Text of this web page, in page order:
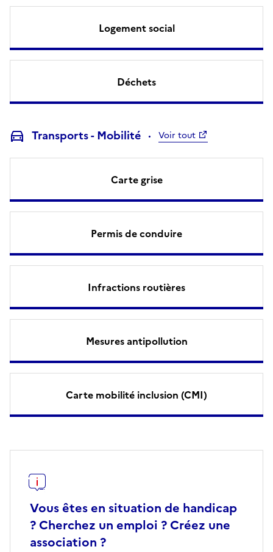
Logement social
Déchets
Transports - Mobilité Voir tout
Carte grise
Permis de conduire
Infractions routières
Mesures antipollution
Carte mobilité inclusion (CMI)
Vous êtes en situation de handicap
? Cherchez un emploi ? Créez une
association ?